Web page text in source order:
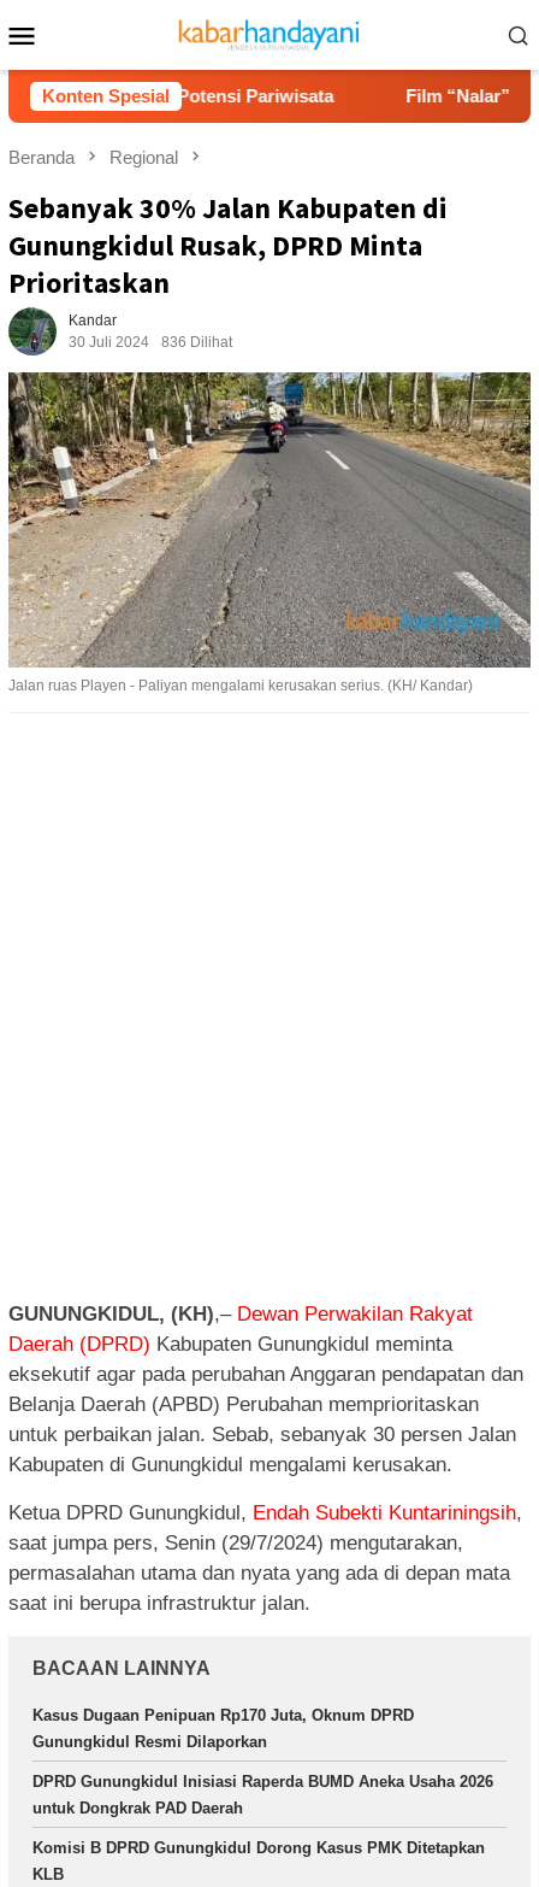
ke
kontenMobile
Konten Spesial
hingga Potensi Pariwisata Film “Nalar” Karya Guru
Beranda Regional
Sebanyak 30% Jalan Kabupaten di
Gunungkidul Rusak, DPRD Minta
Prioritaskan
Kandar
30 Juli 2024
836 Dilihat
Jalan ruas Playen - Paliyan mengalami kerusakan serius. (KH/ Kandar)
GUNUNGKIDUL, (KH),– Dewan Perwakilan Rakyat
Daerah (DPRD) Kabupaten Gunungkidul meminta
eksekutif agar pada perubahan Anggaran pendapatan dan
Belanja Daerah (APBD) Perubahan memprioritaskan
untuk perbaikan jalan. Sebab, sebanyak 30 persen Jalan
Kabupaten di Gunungkidul mengalami kerusakan.
Ketua DPRD Gunungkidul, Endah Subekti Kuntariningsih,
saat jumpa pers, Senin (29/7/2024) mengutarakan,
permasalahan utama dan nyata yang ada di depan mata
saat ini berupa infrastruktur jalan.
BACAAN LAINNYA
Kasus Dugaan Penipuan Rp170 Juta, Oknum DPRD
Gunungkidul Resmi Dilaporkan
DPRD Gunungkidul Inisiasi Raperda BUMD Aneka Usaha 2026
untuk Dongkrak PAD Daerah
Komisi B DPRD Gunungkidul Dorong Kasus PMK Ditetapkan
KLB